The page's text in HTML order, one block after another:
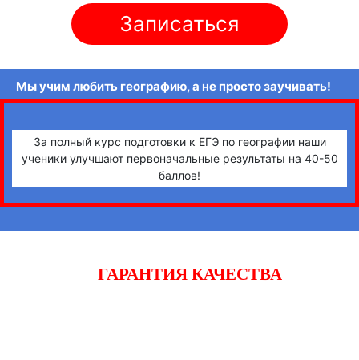
Записаться
Мы учим любить географию, а не просто заучивать!
За полный курс подготовки к ЕГЭ по географии наши
ученики улучшают первоначальные результаты на 40-50
баллов!
ГАРАНТИЯ КАЧЕСТВА